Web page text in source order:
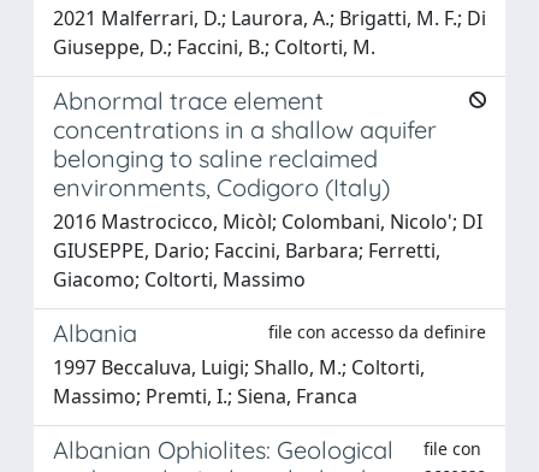
2021 Malferrari, D.; Laurora, A.; Brigatti, M. F.; Di
Giuseppe, D.; Faccini, B.; Coltorti, M.
Abnormal trace element
concentrations in a shallow aquifer
belonging to saline reclaimed
environments, Codigoro (Italy)
2016 Mastrocicco, Micòl; Colombani, Nicolo'; DI
GIUSEPPE, Dario; Faccini, Barbara; Ferretti,
Giacomo; Coltorti, Massimo
Albania file con accesso da definire
1997 Beccaluva, Luigi; Shallo, M.; Coltorti,
Massimo; Premti, I.; Siena, Franca
Albanian Ophiolites: Geological
file con